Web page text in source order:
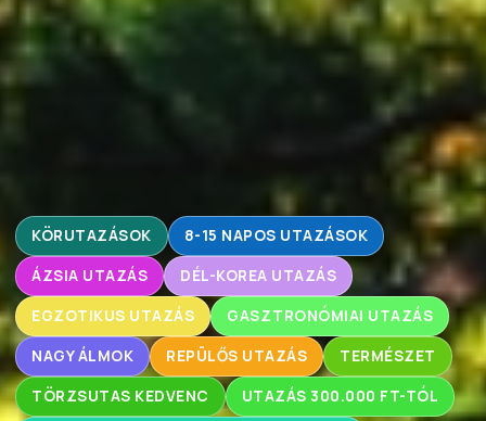
KÖRUTAZÁSOK 8-15 NAPOS UTAZÁSOK
ÁZSIA UTAZÁS DÉL-KOREA UTAZÁS
EGZOTIKUS UTAZÁS GASZTRONÓMIAI UTAZÁS
NAGY ÁLMOK REPÜLŐS UTAZÁS TERMÉSZET
TÖRZSUTAS KEDVENC UTAZÁS 300.000 FT-TÓL